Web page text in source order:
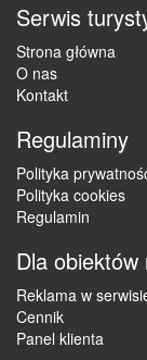
Serwis
Strona główna
O nas
Kontakt
Regulaminy
Polityka
Polityka cookies
Regulamin
Dla obiektów
Reklama w
Cennik
Panel klienta